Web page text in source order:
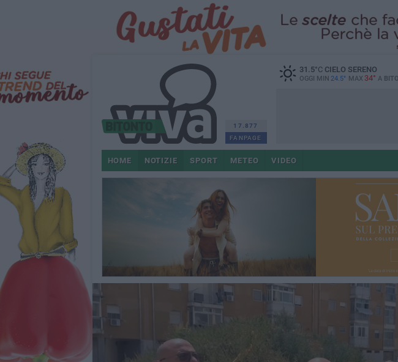
17.877
FANPAGE
31.5°CCIELO SERENO
OGGI MIN 24.5° MAX 34° A
HOME NOTIZIE SPORT METEO VIDEO